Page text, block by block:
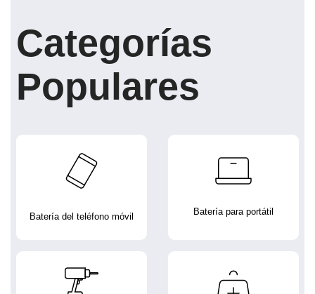
Categorías
Populares
Batería del teléfono móvil Batería para portátil